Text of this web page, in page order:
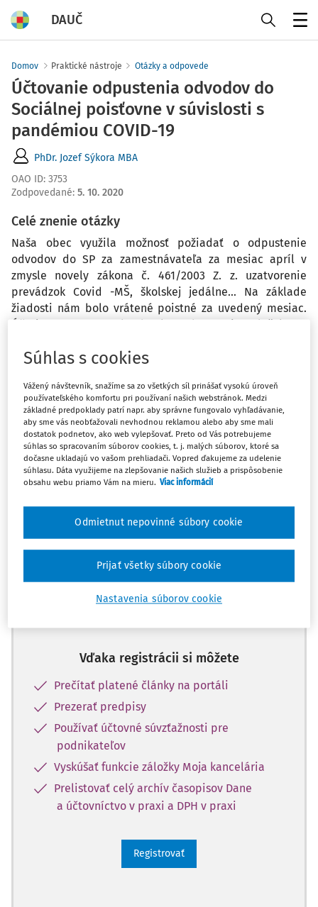
DAUČ
Domov Praktické nástroje Otázky a odpovede
Účtovanie odpustenia odvodov do
Sociálnej poisťovne v súvislosti s
pandémiou COVID-19
PhDr. Jozef Sýkora MBA
OAO ID: 3753
Zodpovedané: 5. 10. 2020
Celé znenie otázky
Naša obec využila možnosť požiadať o odpustenie
odvodov do SP za zamestnávateľa za mesiac apríl v
zmysle novely zákona č. 461/2003 Z. z. uzatvorenie
prevádzok Covid -MŠ, školskej jedálne... Na základe
žiadosti nám bolo vrátené poistné za uvedený mesiac.
Účtujeme tento prípad ako odpustenie záväzku v
Máte predplatné? Prihláste sa
Zatiaľ ste si prečítali len začiatok...
Celý dokument je len pre predplatiteľov.
Zaregistrujte sa a získajte
zadarmo prístup k vybranému obsahu na
Vďaka registrácii si môžete
Prečítať platené články na portáli
Prezerať predpisy
Používať účtovné súvzťažnosti pre
podnikateľov
Vyskúšať funkcie záložky Moja kancelária
Prelistovať celý archív časopisov Dane
a účtovníctvo v praxi a DPH v praxi
Registrovať
Súhlas s cookies
Vážený návštevník, snažíme sa zo všetkých síl prinášať vysokú úroveň
používateľského komfortu pri používaní našich webstránok. Medzi
základné predpoklady patrí napr. aby správne fungovalo vyhľadávanie,
aby sme vás neobťažovali nevhodnou reklamou alebo aby sme mali
dostatok podnetov, ako web vylepšovať. Preto od Vás potrebujeme
súhlas so spracovaním súborov cookies, t. j. malých súborov, ktoré sa
dočasne ukladajú vo vašom prehliadači. Vopred ďakujeme za udelenie
súhlasu. Dáta využijeme na zlepšovanie našich služieb a prispôsobenie
obsahu webu priamo Vám na mieru. Viac informácií
Nastavenia súborov cookie
Odmietnut nepovinné súbory cookie
Prijať všetky súbory cookie